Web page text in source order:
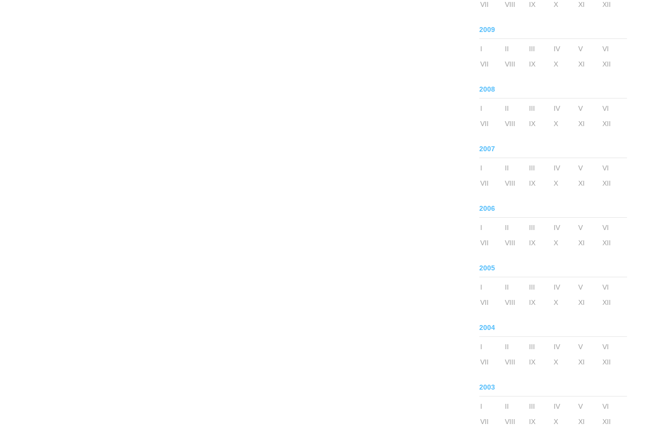
VII
VIII IX X XI XII
2009
I II III IV V
VI
VII
VIII IX X XI XII
2008
I II III IV V
VI
VII
VIII IX X XI XII
2007
I II III IV V
VI
VII
VIII IX X XI XII
2006
I II III IV V
VI
VII
VIII IX X XI XII
2005
I II III IV V
VI
VII
VIII IX X XI XII
2004
I II III IV V
VI
VII
VIII IX X XI XII
2003
I II III IV V
VI
VII
VIII IX X XI XII